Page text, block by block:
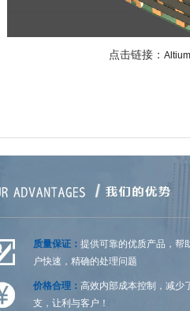
点击链接：
质量保证： 提供可靠的优质产品，帮
户快速，精确的处理问题
价格合理： 高效内部成本控制，减少
支，让利与客户！